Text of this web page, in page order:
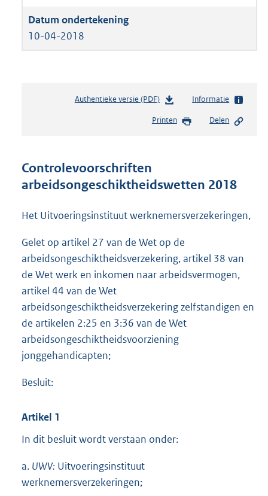
10-04-2018
Authentieke versie (PDF)b
s
s
r
t
e
9
2
K
Informatie
Printen Delen
Controlevoorschriften
arbeidsongeschiktheidswetten 2018
Het Uitvoeringsinstituut werknemersverzekeringen,
Gelet op artikel 27 van de Wet op de
arbeidsongeschiktheidsverzekering, artikel 38 van
de Wet werk en inkomen naar arbeidsvermogen,
artikel 44 van de Wet
arbeidsongeschiktheidsverzekering zelfstandigen en
de artikelen 2:25 en 3:36 van de Wet
arbeidsongeschiktheidsvoorziening
jonggehandicapten;
Besluit:
Artikel 1
In dit besluit wordt verstaan onder:
a. UWV: Uitvoeringsinstituut
werknemersverzekeringen;